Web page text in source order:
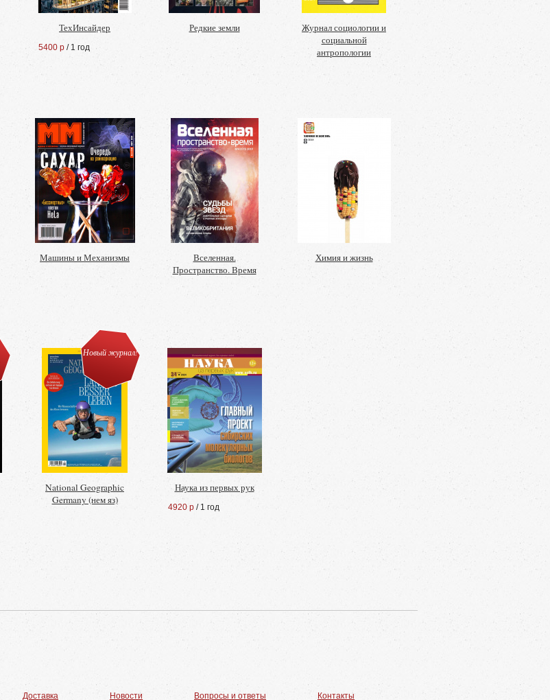
ТехИнсайдер
5400 р / 1 год
Редкие земли
Журнал социологии и
социальной
антропологии
Машины и Механизмы
Вселенная.
Пространство. Время
Химия и жизнь
Новый журнал!
National Geographic
Germany (нем яз)
Наука из первых рук
4920 р / 1 год
Доставка Новости Вопросы и ответы Контакты